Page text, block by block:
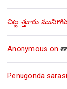
చిట్ట త్తూరు
Anonymous on
Penugonda